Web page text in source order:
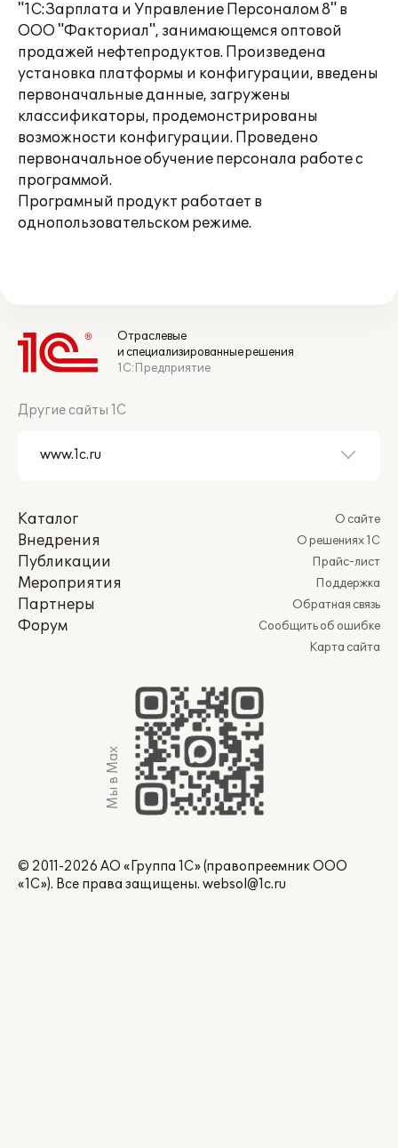
"1С:Зарплата и Управление Персоналом 8" в
ООО "Факториал", занимающемся оптовой
продажей нефтепродуктов. Произведена
установка платформы и конфигурации, введены
первоначальные данные, загружены
классификаторы, продемонстрированы
возможности конфигурации. Проведено
первоначальное обучение персонала работе с
программой.
Програмный продукт работает в
однопользовательском режиме.
Отраслевые
и специализированные решения
1С:Предприятие
Другие сайты 1С
Каталог
Внедрения
Публикации
Мероприятия
Партнеры
Форум
О сайте
О решениях 1С
Прайс-лист
Поддержка
Обратная связь
Сообщить об ошибке
Карта сайта
Мы в Max
© 2011-2026 АО «Группа 1С» (правопреемник ООО
«1С»). Все права защищены. websol@1c.ru